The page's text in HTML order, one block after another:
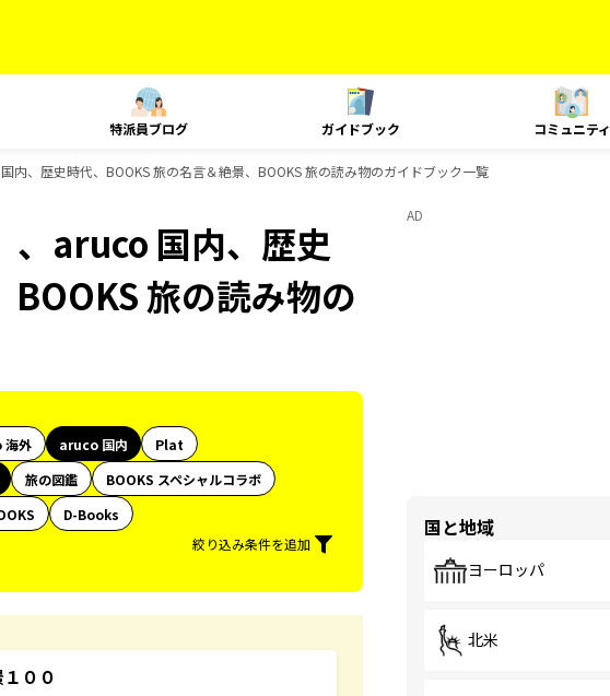
特派員ブログ ガイドブック コミュニティ
内、歴史時代、BOOKS 旅の名言＆絶景、BOOKS 旅の読み物のガイドブック一覧
、aruco 国内、歴史
旅の読み物の
海外 aruco 国内
Plat
旅の図鑑
BOOKS スペシャルコラボ
D-Books
絞り込み条件を追加
００
AD
国と地域
ヨーロッパ
北米